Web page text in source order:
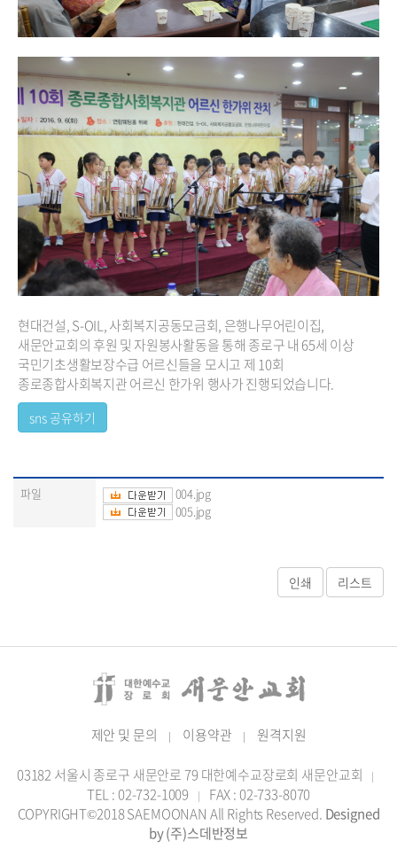
현대건설, S-OIL, 사회복지공동모금회, 은행나무어린이집,
새문안교회의 후원 및 자원봉사활동을 통해 종로구 내 65세 이상
국민기초생활보장수급 어르신들을 모시고 제 10회
종로종합사회복지관 어르신 한가위 행사가 진행되었습니다.
파일
004.jpg
005.jpg
제안 및 문의 | 이용약관 | 원격지원
03182 서울시 종로구 새문안로 79 대한예수교장로회 새문안교회 |
TEL : 02-732-1009 |
FAX : 02-733-8070
COPYRIGHT©2018 SAEMOONAN All Rights Reserved. Designed
by (주)스데반정보